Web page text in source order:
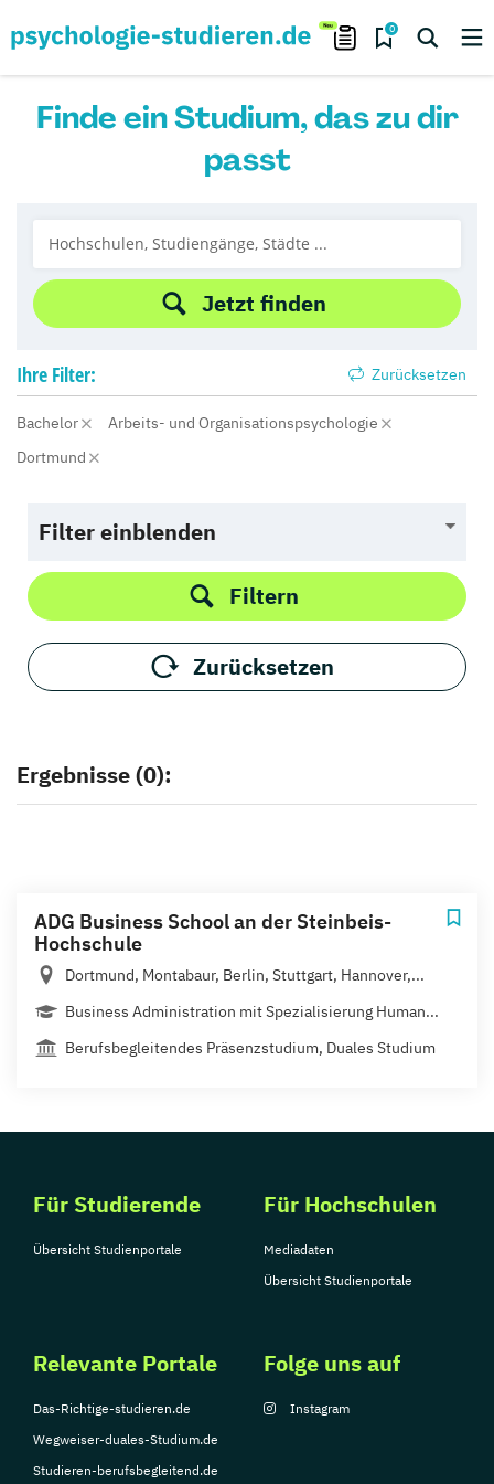
0
Finde ein Studium, das zu dir
passt
Jetzt finden
Ihre Filter: Zurücksetzen
Bachelor
Arbeits- und Organisationspsychologie
Dortmund
Filter einblenden
Filtern
Zurücksetzen
Ergebnisse (0):
ADG Business School an der Steinbeis-
Hochschule
Dortmund, Montabaur, Berlin, Stuttgart, Hannover,...
Business Administration mit Spezialisierung Human...
Berufsbegleitendes Präsenzstudium, Duales Studium
Für Studierende
Übersicht Studienportale
Für Hochschulen
Mediadaten
Übersicht Studienportale
Relevante Portale
Das-Richtige-studieren.de
Wegweiser-duales-Studium.de
Studieren-berufsbegleitend.de
Folge uns auf
Instagram